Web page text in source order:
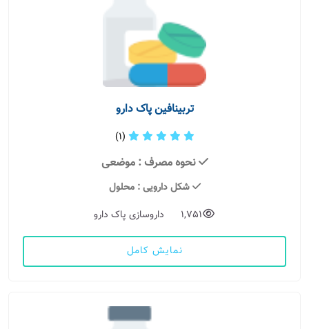
تربینافین پاک دارو
(1)
نحوه مصرف : موضعی
شکل دارویی: محلول
1,751
داروسازی پاک دارو
نمایش کامل